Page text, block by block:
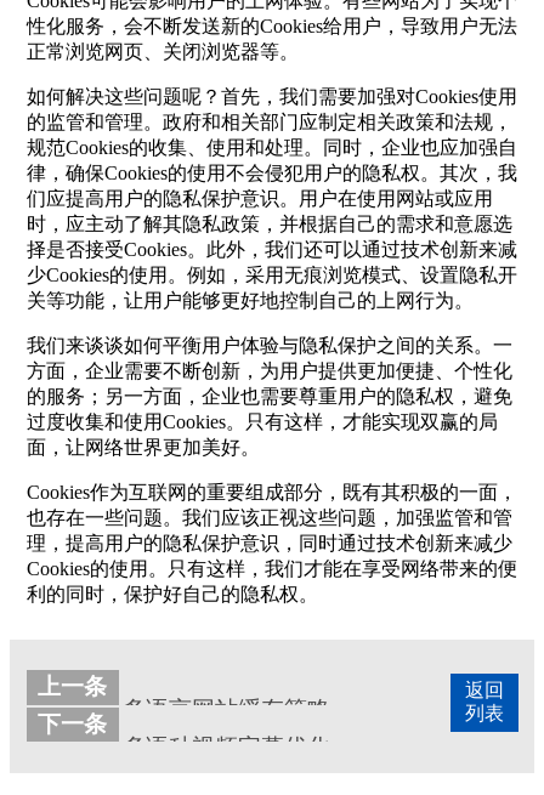
性化服务，会不断发送新的Cookies给用户，导致用户无法
正常浏览网页、关闭浏览器等。
如何解决这些问题呢？首先，我们需要加强对Cookies使用
的监管和管理。政府和相关部门应制定相关政策和法规，
规范Cookies的收集、使用和处理。同时，企业也应加强自
律，确保Cookies的使用不会侵犯用户的隐私权。其次，我
们应提高用户的隐私保护意识。用户在使用网站或应用
时，应主动了解其隐私政策，并根据自己的需求和意愿选
择是否接受Cookies。此外，我们还可以通过技术创新来减
少Cookies的使用。例如，采用无痕浏览模式、设置隐私开
关等功能，让用户能够更好地控制自己的上网行为。
我们来谈谈如何平衡用户体验与隐私保护之间的关系。一
方面，企业需要不断创新，为用户提供更加便捷、个性化
的服务；另一方面，企业也需要尊重用户的隐私权，避免
过度收集和使用Cookies。只有这样，才能实现双赢的局
面，让网络世界更加美好。
Cookies作为互联网的重要组成部分，既有其积极的一面，
也存在一些问题。我们应该正视这些问题，加强监管和管
理，提高用户的隐私保护意识，同时通过技术创新来减少
Cookies的使用。只有这样，我们才能在享受网络带来的便
利的同时，保护好自己的隐私权。
返回
列表
上一条
多语言网站缓存策略
下一条
多语种视频字幕优化